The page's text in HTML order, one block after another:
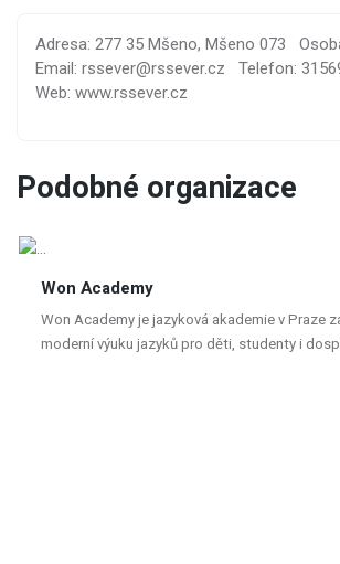
Adresa: 277 35 Mšeno, Mšeno 073
Email: rssever@rssever.cz
Telefon:
Web: www.rssever.cz
Podobné organizace
Won Academy
Won Academy je jazyková akademie v Praze
moderní výuku jazyků pro děti, studenty i